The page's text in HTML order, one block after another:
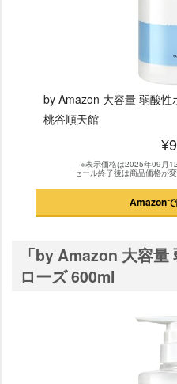
by Amazon 大容量 弱酸
桃谷順天館
※表示価格は2025年09月
セール終了後は商品価格が
Amazon
「by Amazon 大容量
ローズ 600ml